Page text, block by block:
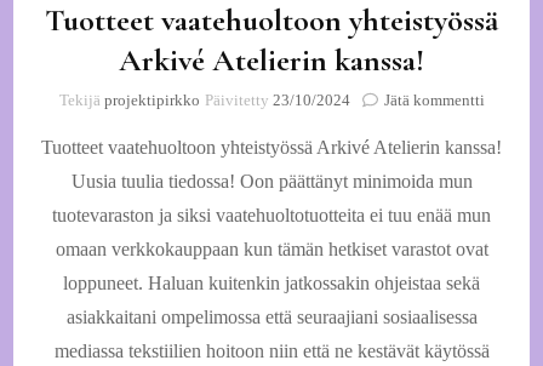
Tuotteet vaatehuoltoon yhteistyössä
Arkivé Atelierin kanssa!
Tekijä projektipirkko Päivitetty 23/10/2024 Jätä kommentti
Atelierin
kanssa!
Tuotteet vaatehuoltoon yhteistyössä Arkivé Atelierin kanssa!
Uusia tuulia tiedossa! Oon päättänyt minimoida mun
tuotevaraston ja siksi vaatehuoltotuotteita ei tuu enää mun
omaan verkkokauppaan kun tämän hetkiset varastot ovat
loppuneet. Haluan kuitenkin jatkossakin ohjeistaa sekä
asiakkaitani ompelimossa että seuraajiani sosiaalisessa
mediassa tekstiilien hoitoon niin että ne kestävät käytössä